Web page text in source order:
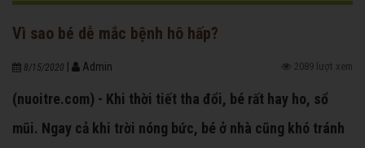
Vì sao bé dễ mắc bệnh hô hấp?
8/15/2020 Admin 2089 lượt xem
(nuoitre.com) - Khi thời tiết tha đổi, bé rất hay ho, sổ
mũi. Ngay cả khi trời nóng bức, bé ở nhà cũng khó tránh